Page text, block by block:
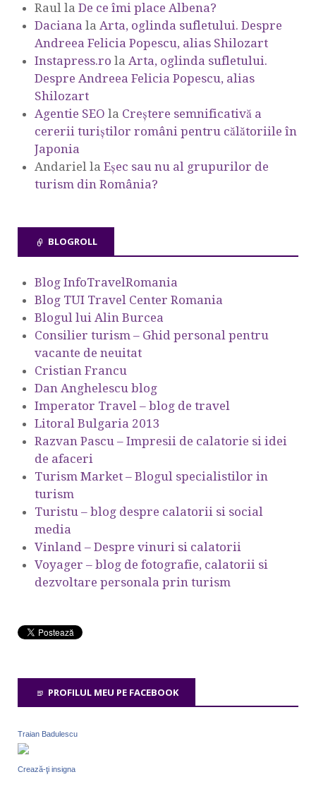
Raul la De ce îmi place Albena?
Daciana la Arta, oglinda sufletului. Despre
Andreea Felicia Popescu, alias Shilozart
Instapress.ro la Arta, oglinda sufletului.
Despre Andreea Felicia Popescu, alias
Shilozart
Agentie SEO la Creștere semnificativă a
cererii turiștilor români pentru călătoriile în
Japonia
Andariel la Eşec sau nu al grupurilor de
turism din România?
BLOGROLL
Blog InfoTravelRomania
Blog TUI Travel Center Romania
Blogul lui Alin Burcea
Consilier turism – Ghid personal pentru
vacante de neuitat
Cristian Francu
Dan Anghelescu blog
Imperator Travel – blog de travel
Litoral Bulgaria 2013
Razvan Pascu – Impresii de calatorie si idei
de afaceri
Turism Market – Blogul specialistilor in
turism
Turistu – blog despre calatorii si social
media
Vinland – Despre vinuri si calatorii
Voyager – blog de fotografie, calatorii si
dezvoltare personala prin turism
PROFILUL MEU PE FACEBOOK
Traian Badulescu
Crează-ţi insigna